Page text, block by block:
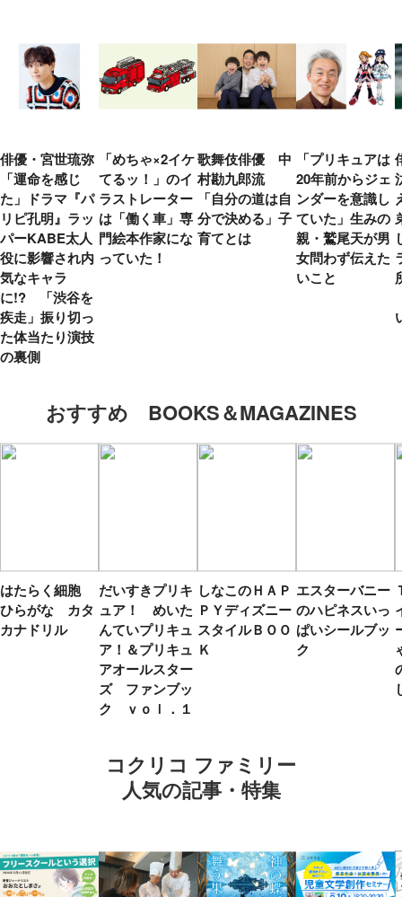
俳優・宮世琉弥
「運命を感じ
た」ドラマ『パ
リピ孔明』ラッ
パーKABE太人
役に影響され内
気なキャラ
に!? 「渋谷を
疾走」振り切っ
た体当たり演技
の裏側
「めちゃ×2イケ
てるッ！」のイ
ラストレーター
は「働く車」専
門絵本作家にな
っていた！
歌舞伎俳優 中
村勘九郎流
「自分の道は自
分で決める」子
育てとは
「プリキュアは
20年前からジェ
ンダーを意識し
ていた」生みの
親・鷲尾天が男
女問わず伝えた
いこと
おすすめ BOOKS＆MAGAZINES
はたらく細胞
ひらがな カタ
カナドリル
だいすきプリキ
ュア！ めいた
んていプリキュ
ア！＆プリキュ
アオールスター
ズ ファンブッ
ク ｖｏｌ．１
しなこのＨＡＰ
ＰＹディズニー
スタイルＢＯＯ
Ｋ
エスターバニー
のハピネスいっ
ぱいシールブッ
ク
コクリコ ファミリー
人気の記事・特集